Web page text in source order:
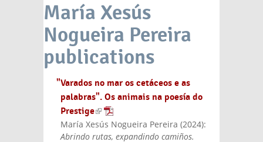
María Xesús
Nogueira Pereira
publications
"Varados no mar os cetáceos e as
palabras". Os animais na poesía do
Prestige(link is external)
María Xesús Nogueira Pereira (2024):
Abrindo rutas, expandindo camiños.